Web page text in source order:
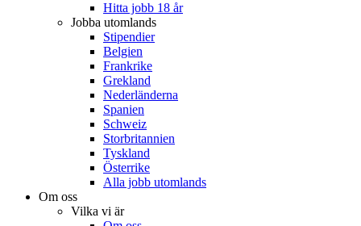
Hitta jobb 18 år
Jobba utomlands
Stipendier
Belgien
Frankrike
Grekland
Nederländerna
Spanien
Schweiz
Storbritannien
Tyskland
Österrike
Alla jobb utomlands
Om oss
Vilka vi är